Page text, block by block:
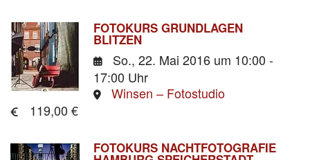
FOTOKURS GRUNDLAGEN
BLITZEN
So., 22. Mai 2016 um 10:00 -
17:00 Uhr
Winsen – Fotostudio
119,00 €
FOTOKURS NACHTFOTOGRAFIE